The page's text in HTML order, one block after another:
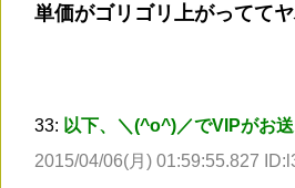
単価がゴリゴリ上がってて
33: 以下、＼(^o^)／でVIPがお
2015/04/06(月) 01:59:55.827